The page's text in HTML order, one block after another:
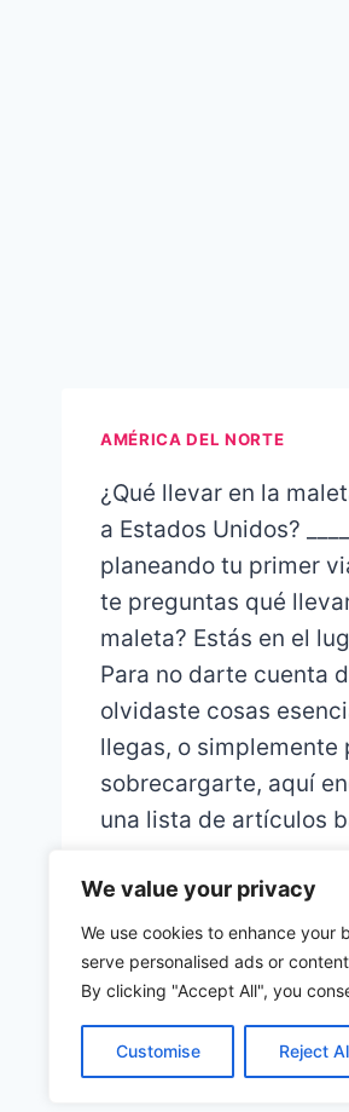
We value your privacy
We use cookies to enhance your
serve personalised ads or
By clicking "Accept All", you
Customise Reject
AMÉRICA DEL NORTE
¿Qué llevar en la
a Estados Unidos?
planeando tu primer
te preguntas qué
maleta? Estás en el
Para no darte cuenta
olvidaste cosas
llegas, o simplemente
sobrecargarte, aquí
una lista de artículos